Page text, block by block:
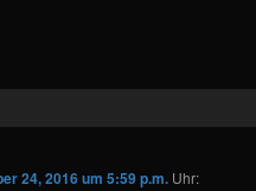
24, 2016 um 5:59 p.m. Uhr: